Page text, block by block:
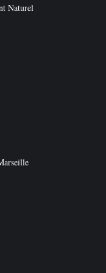
Naturel